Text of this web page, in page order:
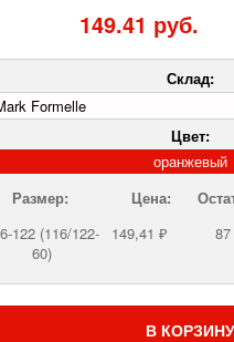
149.41 руб.
Склад:
Цвет:
оранжевый
Размер:
Цена:
122 (116/122-
60)
149,41 ₽ 87
В КОРЗИНУ